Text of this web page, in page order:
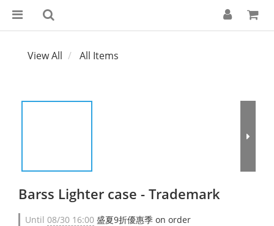
View All All Items
Barss Lighter case - Trademark
Until 08/30 16:00 盛夏9折優惠季 on order